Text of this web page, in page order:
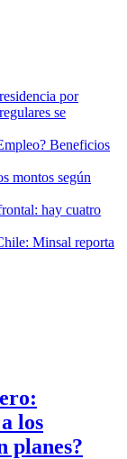
por
se
Beneficios
montos según
hay cuatro
Minsal reporta
los
planes?